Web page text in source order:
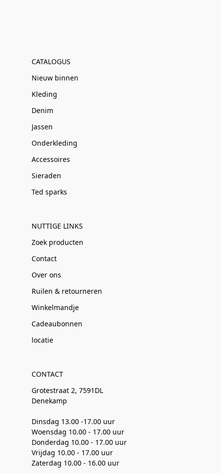
CATALOGUS
Nieuw binnen
Kleding
Denim
Jassen
Onderkleding
Accessoires
Sieraden
Ted sparks
NUTTIGE LINKS
Zoek producten
Contact
Over ons
Ruilen & retourneren
Winkelmandje
Cadeaubonnen
locatie
CONTACT
Grotestraat 2, 7591DL
Denekamp
Dinsdag 13.00 -17.00 uur
Woensdag 10.00 - 17.00 uur
Donderdag 10.00 - 17.00 uur
Vrijdag 10.00 - 17.00 uur
Zaterdag 10.00 - 16.00 uur